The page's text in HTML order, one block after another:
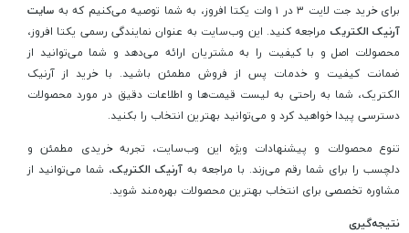
برای خرید جت لایت ۳ در ۱ وات یکتا افروز، به شما توصیه می‌کنیم که به
سایت
آرنیک الکتریک مراجعه کنید. این وب‌سایت به عنوان نمایندگی رسمی یکتا افروز،
محصولات اصل و با کیفیت را به مشتریان ارائه می‌دهد و شما می‌توانید از
ضمانت کیفیت و خدمات پس از فروش مطمئن باشید. با خرید از آرنیک
الکتریک، شما به راحتی به لیست قیمت‌ها و اطلاعات دقیق در مورد محصولات
دسترسی پیدا خواهید کرد و می‌توانید بهترین انتخاب را بکنید.
تنوع محصولات و پیشنهادات ویژه این وب‌سایت، تجربه خریدی مطمئن و
دلچسب را برای شما رقم می‌زند. با مراجعه به آرنیک الکتریک، شما می‌توانید از
مشاوره تخصصی برای انتخاب بهترین محصولات بهره‌مند شوید.
نتیجه‌گیری